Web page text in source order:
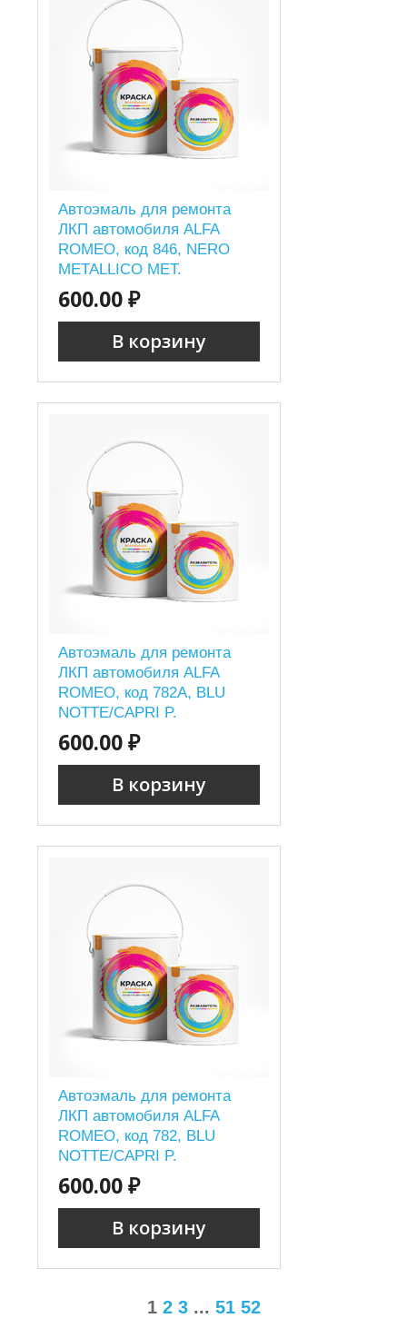
Автоэмаль для ремонта
ЛКП автомобиля ALFA
ROMEO, код 846, NERO
METALLICO MET.
600.00 ₽
В корзину
Автоэмаль для ремонта
ЛКП автомобиля ALFA
ROMEO, код 782A, BLU
NOTTE/CAPRI P.
600.00 ₽
В корзину
Автоэмаль для ремонта
ЛКП автомобиля ALFA
ROMEO, код 782, BLU
NOTTE/CAPRI P.
600.00 ₽
В корзину
1 2 3... 51 52